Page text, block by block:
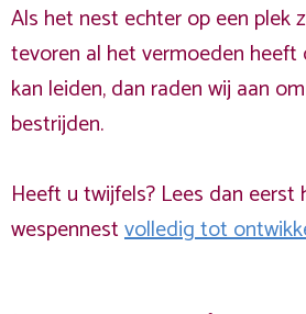
Als het nest echter op een plek
tevoren al het vermoeden
kan leiden, dan raden wij aan
bestrijden.
Heeft u twijfels? Lees dan eerst
wespennestvolledig tot